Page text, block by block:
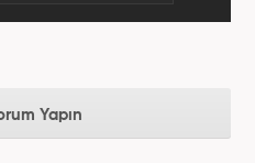
Yapın